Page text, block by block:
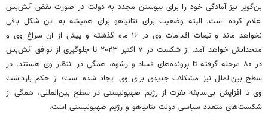
بن‌گویر نیز آمادگی خود را برای پیوستن مجدد به دولت در صورت نقض آتش‌بس
اعلام کرده است. البته وضعیت برای نتانیاهو برای همیشه به این شکل باقی
نخواهد ماند و تبعات اقدامات وی در ۱۶ ماه گذشته و پیش از آن سراغ وی و
متحدانش خواهد آمد. از شکست در ۷ اکتبر ۲۰۲۳ تا جلوگیری از توافق آتش‌بس
در ۸۰ مرحله گرفته تا پرونده‌های فساد و رشوه، همگی در انتظار وی هستند. در
سطح بین‌الملل نیز مشکلات جدیدی برای وی ایجاد شده است؛ از حکم بازداشت
وی تا افزایش بی‌سابقه نفرت از رژیم صهیونیستی در سطح بین‌المللی، همگی از
شکست‌های متعدد سیاسی دولت نتانیاهو و رژیم صهیونیستی است.